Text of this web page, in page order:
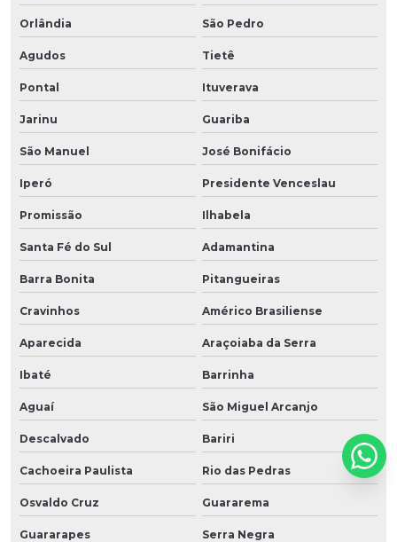
Orlândia São Pedro
Agudos Tietê
Pontal Ituverava
Jarinu Guariba
São Manuel José Bonifácio
Iperó Presidente Venceslau
Promissão Ilhabela
Santa Fé do Sul Adamantina
Barra Bonita Pitangueiras
Cravinhos Américo Brasiliense
Aparecida Araçoiaba da Serra
Ibaté Barrinha
Aguaí São Miguel Arcanjo
Descalvado Bariri
Cachoeira Paulista Rio das Pedras
Osvaldo Cruz Guararema
Guararapes Serra Negra